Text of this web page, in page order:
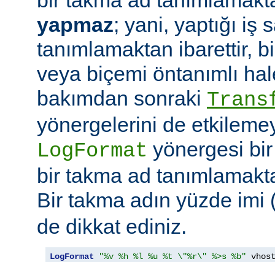
yapmaz; yani, yaptığı iş
tanımlamaktan ibarettir,
veya biçemi öntanımlı
bakımdan sonraki
yönergelerini de
LogFormat yönergesi
bir takma ad
Bir takma adın yüzde imi
de dikkat ediniz.
LogFormat "%v %h %l %u %t \"%r\" %>s %b"